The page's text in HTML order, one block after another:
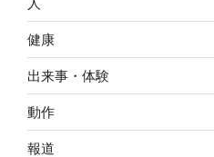
健康
出来事・体験
動作
報道